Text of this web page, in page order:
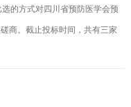
的方式对四川省预防医学会预
商。截止投标时间，共有三家
评定工作。现将评选结果公布
学会监事会反映。受理地址：